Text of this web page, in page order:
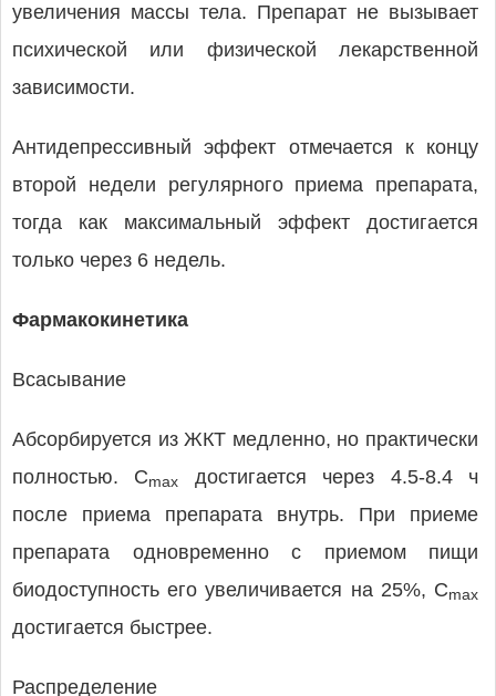
увеличения массы тела. Препарат не вызывает
психической или физической лекарственной
зависимости.
Антидепрессивный эффект отмечается к концу
второй недели регулярного приема препарата,
тогда как максимальный эффект достигается
только через 6 недель.
Фармакокинетика
Всасывание
Абсорбируется из ЖКТ медленно, но практически
полностью. Cmax
достигается через 4.5-8.4 ч
после приема препарата внутрь. При приеме
препарата одновременно с приемом пищи
биодоступность его увеличивается на 25%, Cmax
достигается быстрее.
Распределение